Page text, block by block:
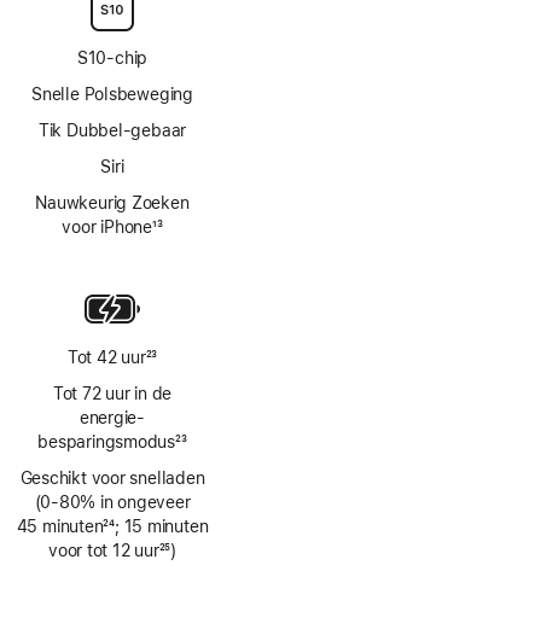
S10‑chip
Snelle Polsbeweging
Tik Dubbel-gebaar
Siri
Nauwkeurig Zoeken
voor iPhone13
Tot 42 uur23
Tot 72 uur in de
energie­
besparingsmodus23
Geschikt voor snelladen
(0‑80% in ongeveer
45 minuten
Voetnoot
24; 15 minuten
voor tot 12 uur25)